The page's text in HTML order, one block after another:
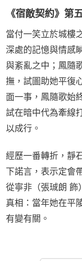
《宿敵契約》第
當付一笑立於城樓
深處的記憶與情感
與紊亂之中；鳳隨
撫，試圖助她平復
面一事，鳳隨歌始
試在暗中代為牽線
以成行。
經歷一番轉折，靜
下諾言，表示定會
從寧非（張珹朗 飾
真相：當年她在平
有變有關。